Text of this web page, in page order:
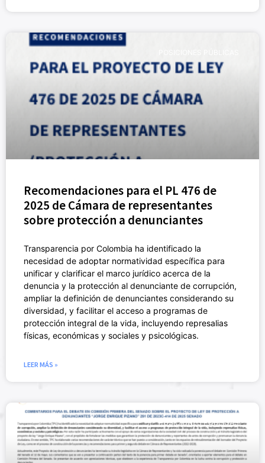
Recomendaciones para el PL 476 de
2025 de Cámara de representantes
sobre protección a denunciantes
Transparencia por Colombia ha identificado la
necesidad de adoptar normatividad específica para
unificar y clarificar el marco jurídico acerca de la
denuncia y la protección al denunciante de corrupción,
ampliar la definición de denunciantes considerando su
diversidad, y facilitar el acceso a programas de
protección integral de la vida, incluyendo represalias
físicas, económicas y sociales y psicológicas.
LEER MÁS »
POSICIONES PÚBLICAS